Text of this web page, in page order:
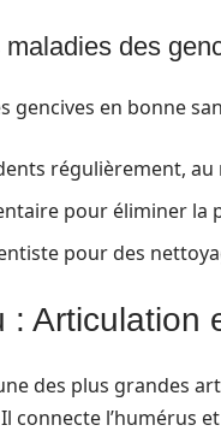
des
gencives en bonne
régulièrement,
pour éliminer la
pour des
: Articulation
des plus grandes
connecte l’humérus